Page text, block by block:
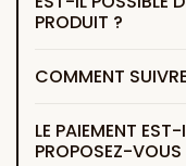
PRODUIT ?
COMMENT
LE PAIEMENT
PROPOSEZ-VOUS